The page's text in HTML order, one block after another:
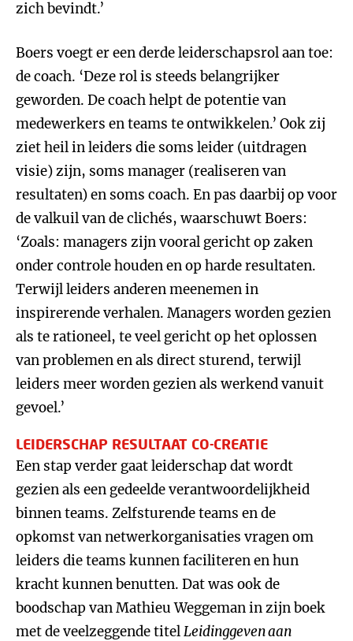
zich bevindt.’
Boers voegt er een derde leiderschapsrol aan toe:
de coach. ‘Deze rol is steeds belangrijker
geworden. De coach helpt de potentie van
medewerkers en teams te ontwikkelen.’ Ook zij
ziet heil in leiders die soms leider (uitdragen
visie) zijn, soms manager (realiseren van
resultaten) en soms coach. En pas daarbij op voor
de valkuil van de clichés, waarschuwt Boers:
‘Zoals: managers zijn vooral gericht op zaken
onder controle houden en op harde resultaten.
Terwijl leiders anderen meenemen in
inspirerende verhalen. Managers worden gezien
als te rationeel, te veel gericht op het oplossen
van problemen en als direct sturend, terwijl
leiders meer worden gezien als werkend vanuit
gevoel.’
LEIDERSCHAP RESULTAAT CO-CREATIE
Een stap verder gaat leiderschap dat wordt
gezien als een gedeelde verantwoordelijkheid
binnen teams. Zelfsturende teams en de
opkomst van netwerkorganisaties vragen om
leiders die teams kunnen faciliteren en hun
kracht kunnen benutten. Dat was ook de
boodschap van Mathieu Weggeman in zijn boek
met de veelzeggende titelLeidinggeven aan